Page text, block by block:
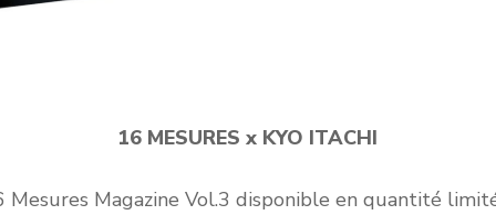
16 MESURES x KYO ITACHI
Mesures Magazine Vol.3 disponible en quantité